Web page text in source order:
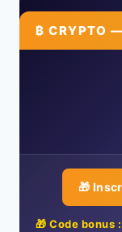
₿ CRYPTO
🎁
🎁 Code bonus :